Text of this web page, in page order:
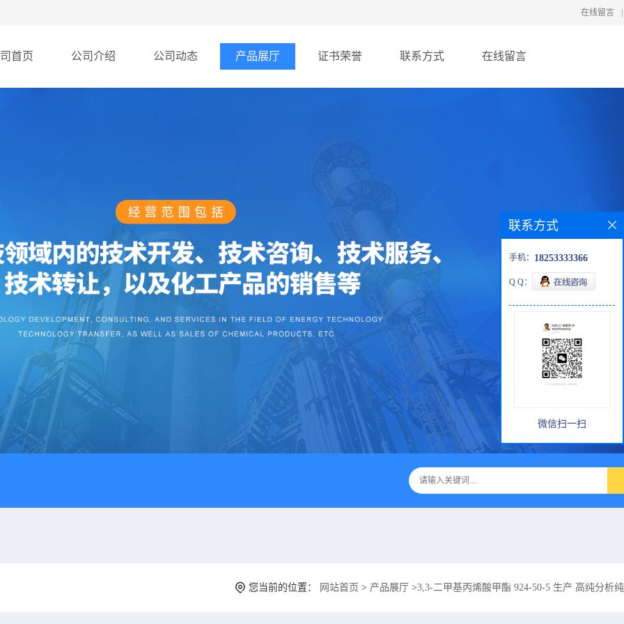
在线留言
首页 公司介绍 公司动态 产品展厅 证书荣誉 联系方式 在线留言
您当前的位置： 网站首页 > 产品展厅 >3,3-二甲基丙烯酸甲酯 924-50-5 生产 高纯分析
联系方式
手机： 18253333366
Q Q：
微信扫一扫